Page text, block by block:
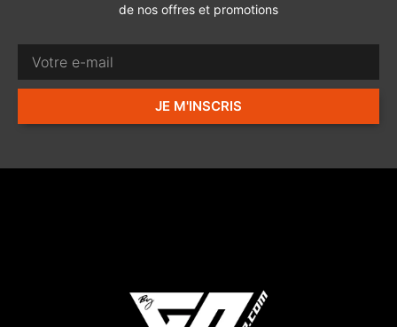
de nos offres et promotions
JE M'INSCRIS